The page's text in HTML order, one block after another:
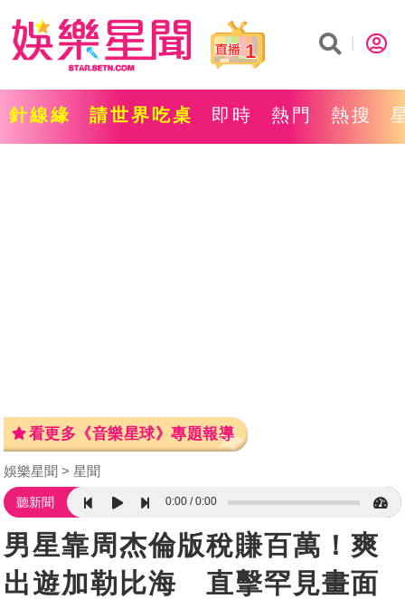
1
針線緣 請世界吃桌 即時 熱門 熱搜
看更多《音樂星球》專題報導
娛樂星聞 星聞
聽新聞 0:00 0:00
男星靠周杰倫版稅賺百萬！爽
出遊加勒比海 直擊罕見畫面